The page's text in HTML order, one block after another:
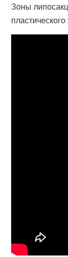
Зоны